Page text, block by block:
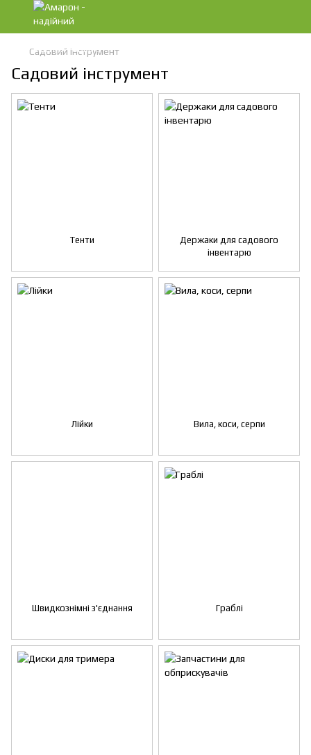
Садовий інструмент
Садовий інструмент
Тенти
Держаки для садового
інвентарю
Лійки Вила, коси, серпи
Швидкознімні з'єднання Граблі